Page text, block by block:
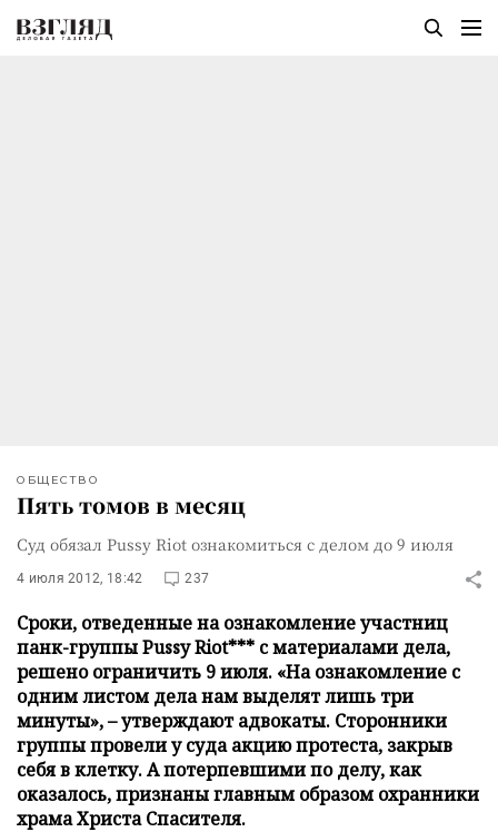
ОБЩЕСТВО
Пять томов в месяц
Суд обязал Pussy Riot ознакомиться с делом до 9 июля
4 июля 2012, 18:42 237
Сроки, отведенные на ознакомление участниц
панк-группы Pussy Riot*** с материалами дела,
решено ограничить 9 июля. «На ознакомление с
одним листом дела нам выделят лишь три
минуты», – утверждают адвокаты. Сторонники
группы провели у суда акцию протеста, закрыв
себя в клетку. А потерпевшими по делу, как
оказалось, признаны главным образом охранники
храма Христа Спасителя.